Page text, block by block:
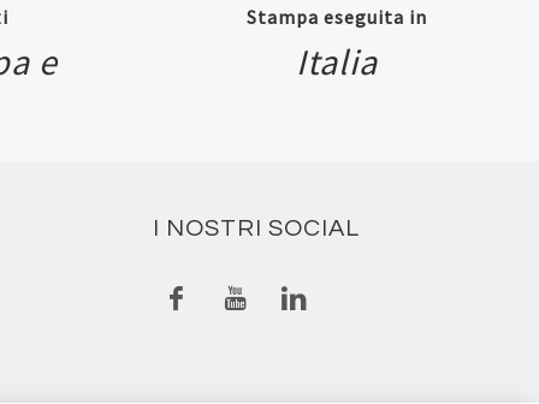
e
Stampa eseguita in
Italia
I NOSTRI SOCIAL